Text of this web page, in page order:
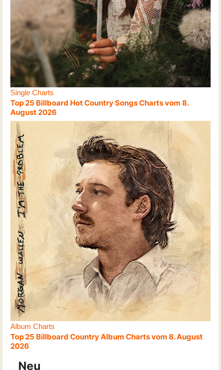
Single Charts
Top 25 Billboard Hot Country Songs Charts vom 8.
August 2026
Album Charts
Top 25 Billboard Country Album Charts vom 8. August
2026
Neu